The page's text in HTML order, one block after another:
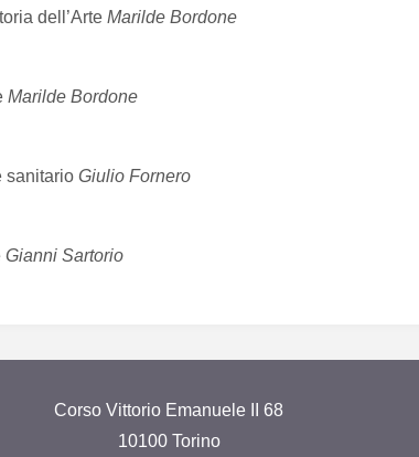
dell’ArteMarilde Bordone
Marilde Bordone
sanitarioGiulio Fornero
Gianni Sartorio
Corso Vittorio Emanuele II 68
10100 Torino